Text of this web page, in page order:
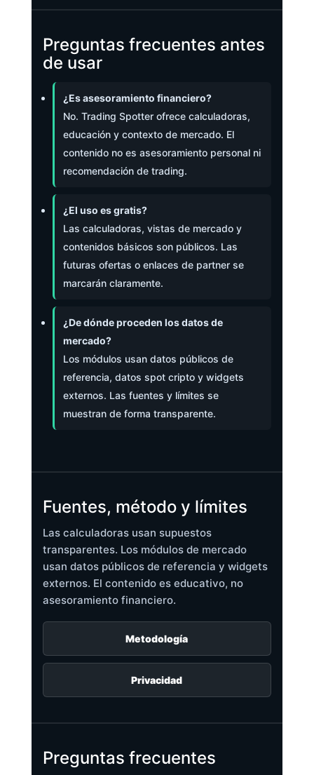
Preguntas frecuentes antes
de usar
¿Es asesoramiento financiero?
No. Trading Spotter ofrece calculadoras,
educación y contexto de mercado. El
contenido no es asesoramiento personal ni
recomendación de trading.
¿El uso es gratis?
Las calculadoras, vistas de mercado y
contenidos básicos son públicos. Las
futuras ofertas o enlaces de partner se
marcarán claramente.
¿De dónde proceden los datos de
mercado?
Los módulos usan datos públicos de
referencia, datos spot cripto y widgets
externos. Las fuentes y límites se
muestran de forma transparente.
Fuentes, método y límites
Las calculadoras usan supuestos
transparentes. Los módulos de mercado
usan datos públicos de referencia y widgets
externos. El contenido es educativo, no
asesoramiento financiero.
Metodología
Privacidad
Preguntas frecuentes